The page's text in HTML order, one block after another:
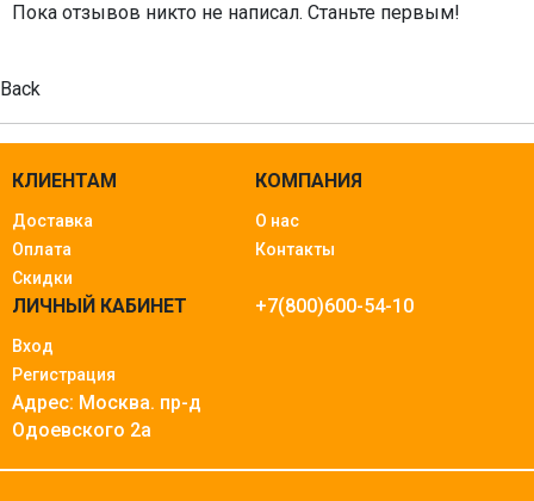
Пока отзывов никто не написал. Станьте первым!
Back
КЛИЕНТАМ
Доставка
Оплата
Скидки
КОМПАНИЯ
О нас
Контакты
ЛИЧНЫЙ КАБИНЕТ
Вход
Регистрация
+7(800)600-54-10
Адрес: Москва. пр-д
Одоевского 2а